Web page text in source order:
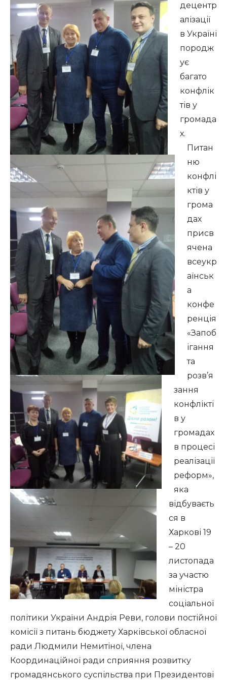
децентр
алізації
в Україні
породж
ує
багато
конфлік
тів у
громада
х.
Питан
ню
конфлі
ктів у
грома
дах
присв
ячена
всеукр
аїнськ
а
конфе
ренція
«Запоб
ігання
та
розв’я
зання
конфлікті
в у
громадах
в процесі
реалізації
реформ»,
яка
відбуваєть
ся в
Харкові 19
– 20
листопада
за участю
міністра
соціальної
політики України Андрія Реви, голови постійної
комісії з питань бюджету Харківської обласної
ради Людмили Немитіної, члена
Координаційної ради сприяння розвитку
громадянського суспільства при Президентові